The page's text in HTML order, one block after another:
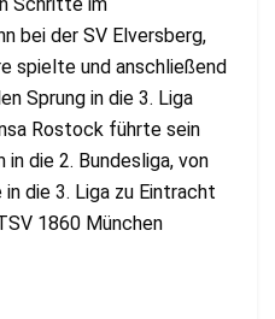
bei der SV Elversberg,
spielte und anschließend
Sprung in die 3. Liga
Rostock führte sein
in die 2. Bundesliga, von
die 3. Liga zu Eintracht
1860 München